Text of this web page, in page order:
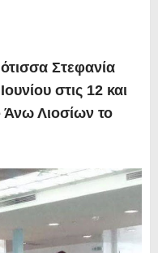
Στεφανία
στις 12 και
Άνω Λιοσίων το